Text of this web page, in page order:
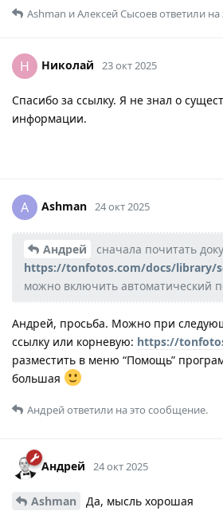
Ashman иАлексей Сысоевответили
Н Николай 23 окт 2025
Спасибо за ссылку. Я не знал о
информации.
A Ashman 24 окт 2025
Андрей
сначала почитать
https://tonfotos.com/docs/library/
можно включить автоматический
Андрей, просьба. Можно при
ссылку или корневую: https://
разместить в меню “Помощь”
большая
Андрейответили на это сообщение.
Андрей 24 окт 2025
Ashman Да, мысль хорошая